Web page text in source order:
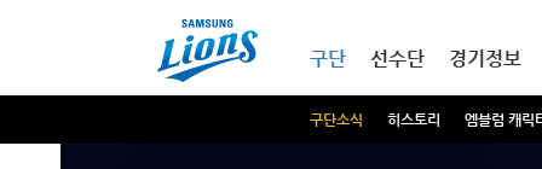
구단
구단소식 히스토리 엠블럼 캐릭
선수단 경기정보